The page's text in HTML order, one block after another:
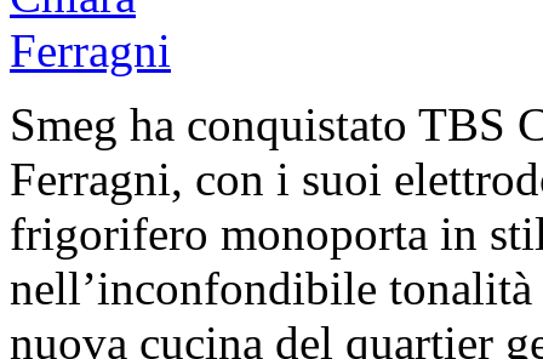
Smeg ha conquistato TBS
Ferragni, con i suoi
frigorifero monoporta in
nell’inconfondibile
nuova cucina del quartier